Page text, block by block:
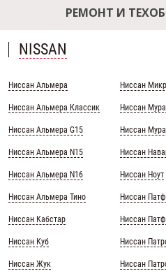
РЕМОНТ И
NISSAN
Ниссан Альмера
Ниссан Альмера Классик
Ниссан Альмера G15
Ниссан Альмера N15
Ниссан Альмера N16
Ниссан Альмера Тино
Ниссан Кабстар
Ниссан Куб
Ниссан Жук
Ниссан
Ниссан
Ниссан
Ниссан
Ниссан Ноут
Ниссан
Ниссан
Ниссан
Ниссан